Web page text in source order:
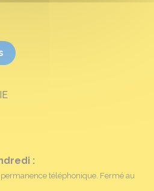
:
téléphonique. Fermé au